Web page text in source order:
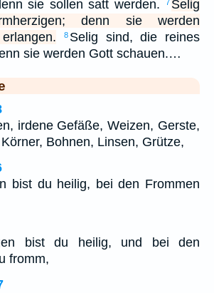
sie sollen satt werden. 7 Selig
denn sie werden
8 Selig sind, die reines
sie werden Gott schauen.…
irdene Gefäße, Weizen, Gerste,
Bohnen, Linsen, Grütze,
bist du heilig, bei den Frommen
bist du heilig, und bei den
fromm,